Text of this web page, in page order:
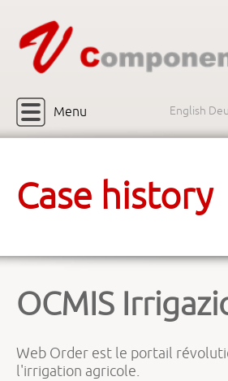
Menu English
Case history
OCMIS
Web Order est le portail
l'irrigation agricole.